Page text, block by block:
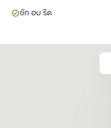
ซัก อบ รีด